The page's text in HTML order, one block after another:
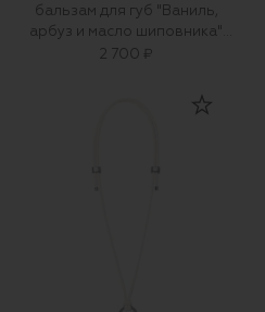
бальзам для губ "Ваниль,
арбуз и масло шиповника"
(12ml)
2 700 ₽